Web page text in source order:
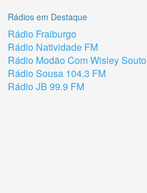
Rádios em Destaque
Rádio Fraiburgo
Rádio Natividade FM
Rádio Modão Com Wisley Souto
Rádio Sousa 104.3 FM
Rádio JB 99.9 FM